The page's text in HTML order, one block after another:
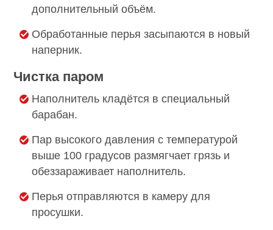
дополнительный объём.
Обработанные перья засыпаются в новый
наперник.
Чистка паром
Наполнитель кладётся в специальный
барабан.
Пар высокого давления с температурой
выше 100 градусов размягчает грязь и
обеззараживает наполнитель.
Перья отправляются в камеру для
просушки.